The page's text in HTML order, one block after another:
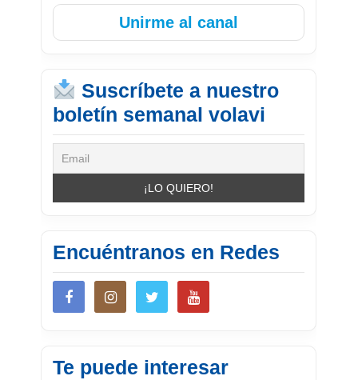
Unirme al canal
Suscríbete a nuestro
boletín semanal volavi
Encuéntranos en Redes
Te puede interesar